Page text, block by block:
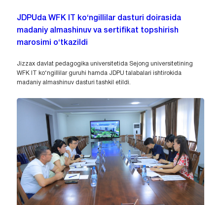
JDPUda WFK IT ko‘ngillilar dasturi doirasida
madaniy almashinuv va sertifikat topshirish
marosimi o‘tkazildi
Jizzax davlat pedagogika universitetida Sejong universitetining
WFK IT ko‘ngillilar guruhi hamda JDPU talabalari ishtirokida
madaniy almashinuv dasturi tashkil etildi.